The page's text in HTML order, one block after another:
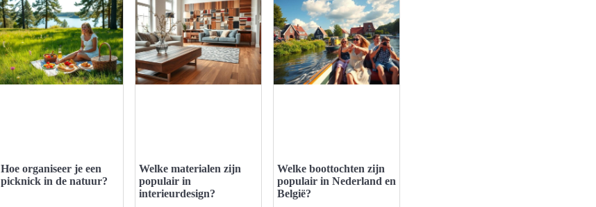
Hoe organiseer je een
picknick in de natuur?
Welke materialen zijn
populair in
interieurdesign?
Welke boottochten zijn
populair in Nederland en
België?